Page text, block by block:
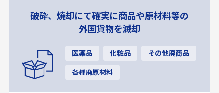
破砕、焼却にて確実に商品や原材料等の
外国貨物を滅却
医薬品 化粧品 その他廃商品
各種廃原材料